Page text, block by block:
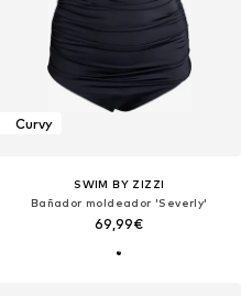
Curvy
SWIM BY ZIZZI
Bañador moldeador 'Severly'
69,99€